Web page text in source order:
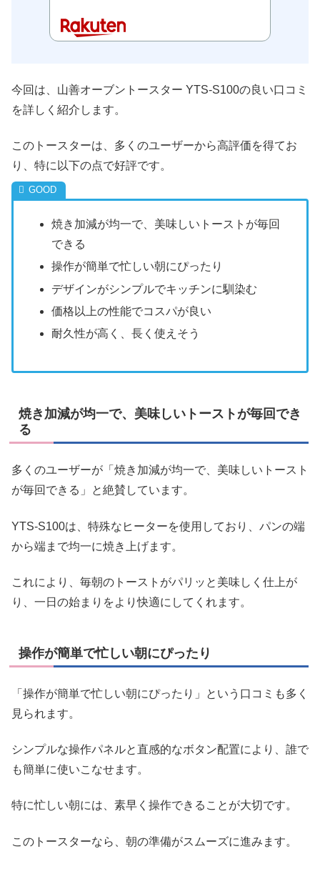
今回は、山善オーブントースター YTS-S100の良い口コミ
を詳しく紹介します。
このトースターは、多くのユーザーから高評価を得てお
り、特に以下の点で好評です。
焼き加減が均一で、美味しいトーストが毎回
できる
操作が簡単で忙しい朝にぴったり
デザインがシンプルでキッチンに馴染む
価格以上の性能でコスパが良い
耐久性が高く、長く使えそう
焼き加減が均一で、美味しいトーストが毎回でき
る
多くのユーザーが「焼き加減が均一で、美味しいトースト
が毎回できる」と絶賛しています。
YTS-S100は、特殊なヒーターを使用しており、パンの端
から端まで均一に焼き上げます。
これにより、毎朝のトーストがパリッと美味しく仕上が
り、一日の始まりをより快適にしてくれます。
操作が簡単で忙しい朝にぴったり
「操作が簡単で忙しい朝にぴったり」という口コミも多く
見られます。
シンプルな操作パネルと直感的なボタン配置により、誰で
も簡単に使いこなせます。
特に忙しい朝には、素早く操作できることが大切です。
このトースターなら、朝の準備がスムーズに進みます。